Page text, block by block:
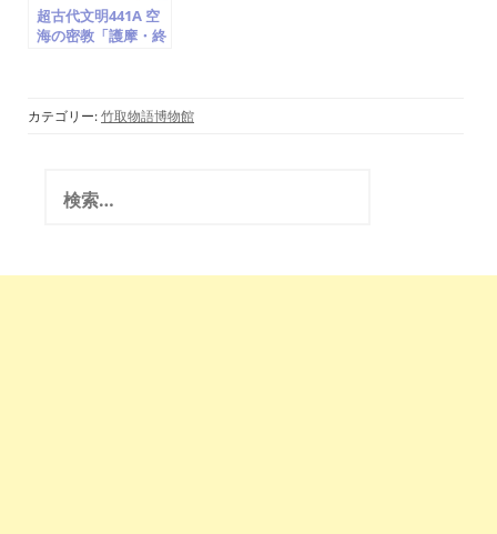
超古代文明441A 空
海の密教「護摩・終
翁博物館・国際かぐ
カテゴリー:竹取物語博物館